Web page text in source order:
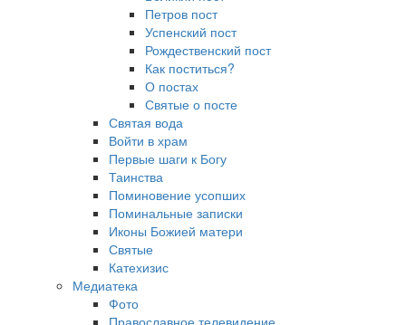
Петров пост
Успенский пост
Рождественский пост
Как поститься?
О постах
Святые о посте
Святая вода
Войти в храм
Первые шаги к Богу
Таинства
Поминовение усопших
Поминальные записки
Иконы Божией матери
Святые
Катехизис
Медиатека
Фото
Православное телевидение